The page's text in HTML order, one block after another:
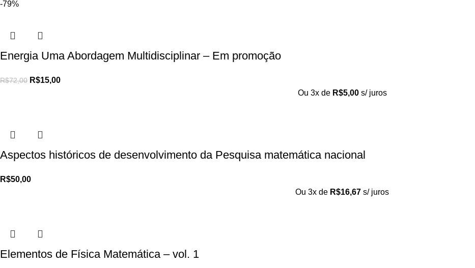
-79%
Energia Uma Abordagem Multidisciplinar – Em promoção
R$72,00 R$15,00
Ou 3x de R$5,00 s/ juros
Aspectos históricos de desenvolvimento da Pesquisa matemática nacional
R$50,00
Ou 3x de R$16,67 s/ juros
Elementos de Física Matemática – vol. 1